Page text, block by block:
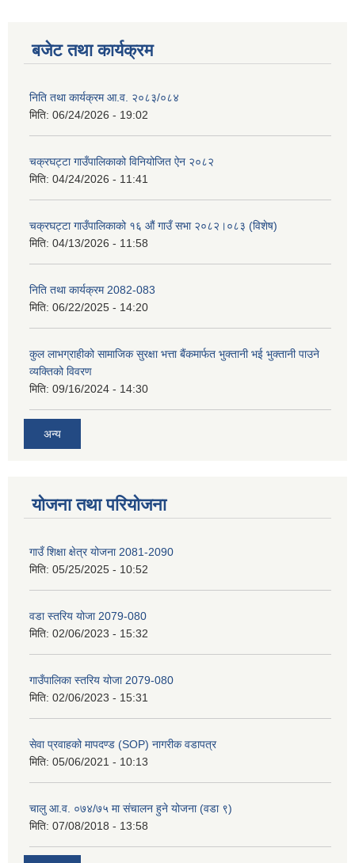
बजेट तथा कार्यक्रम
निति तथा कार्यक्रम आ‍.व. २०८३/०८४
मिति: 06/24/2026 - 19:02
चक्रघट्टा गाउँपालिकाको विनियोजित ऐन २०८२
मिति: 04/24/2026 - 11:41
चक्रघट्टा गाउँपालिकाको १६ औं गाउँ सभा २०८२।०८३ (विशेष)
मिति: 04/13/2026 - 11:58
निति तथा कार्यक्रम 2082-083
मिति: 06/22/2025 - 14:20
कुल लाभग्राहीको सामाजिक सुरक्षा भत्ता बैंकमार्फत भुक्तानी भई भुक्तानी पाउने
व्यक्तिको विवरण
मिति: 09/16/2024 - 14:30
अन्य
योजना तथा परियोजना
गाउँ शिक्षा क्षेत्र योजना 2081-2090
मिति: 05/25/2025 - 10:52
वडा स्तरिय योजा 2079-080
मिति: 02/06/2023 - 15:32
गाउँपालिका स्तरिय योजा 2079-080
मिति: 02/06/2023 - 15:31
सेवा प्रवाहको मापदण्ड (SOP) नागरीक वडापत्र
मिति: 05/06/2021 - 10:13
चालु आ.व. ०७४/७५ मा संचालन हुने योजना (वडा ९)
मिति: 07/08/2018 - 13:58